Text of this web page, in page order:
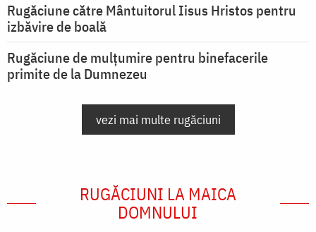
Rugăciune către Mântuitorul Iisus Hristos pentru
izbăvire de boală
Rugăciune de mulțumire pentru binefacerile
primite de la Dumnezeu
vezi mai multe rugăciuni
RUGĂCIUNI LA MAICA
DOMNULUI